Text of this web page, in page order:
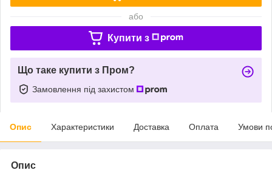
або
Купити з
Що таке купити з Пром?
Замовлення під захистом
Опис Характеристики Доставка Оплата Умови
Опис